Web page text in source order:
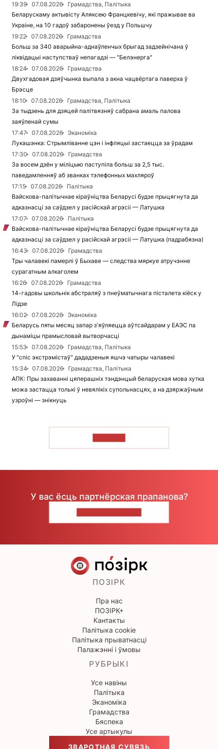
19:39
07.08.2026
Грамадства, Палітыка
Беларускаму актывісту Аляксею Францкевічу, які пражывае ва
Украіне, на 10 гадоў забаронены ўезд у Польшчу
19:22
07.08.2026
Грамадства
Больш за 340 аварыйна-аднаўленчых брыгад задзейнічана ў
ліквідацыі наступстваў непагадзі — "Белэнерга"
18:24
07.08.2026
Грамадства
Двухгадовая дзяўчынка выпала з акна чацвёртага паверха ў
Брэсце
18:10
07.08.2026
Грамадства, Палітыка
За тыдзень для дзяцей палітвязняў сабрана амаль палова
заяўленай сумы
17:47
07.08.2026
Эканоміка
Лукашэнка: Стрымліванне цэн і інфляцыі застаецца за ўрадам
17:30
07.08.2026
Грамадства
За восем дзён у міліцыю паступіла больш за 2,5 тыс.
паведамленняў аб званках тэлефонных махляроў
17:15
07.08.2026
Палітыка
Вайскова-палітычнае кіраўніцтва Беларусі будзе прыцягнута да
адказнасці за саўдзел у расійскай агрэсіі — Латушка
17:07
07.08.2026
Палітыка
Вайскова-палітычнае кіраўніцтва Беларусі будзе прыцягнута да
адказнасці за саўдзел у расійскай агрэсіі — Латушка (падрабязна)
16:43
07.08.2026
Грамадства
Тры чалавекі памерлі ў Быхаве — следства мяркуе атручэнне
сурагатным алкаголем
16:26
07.08.2026
Грамадства
14-гадовы школьнік абстраляў з пнеўматычнага пісталета кіёск у
Лідзе
16:02
07.08.2026
Эканоміка
Беларусь пяты месяц запар з'яўляецца аўтсайдарам у ЕАЭС па
дынаміцы прамысловай вытворчасці
15:53
07.08.2026
Грамадства, Палітыка
У "спіс экстрэмістаў" дададзеныя яшчэ чатыры чалавекі
15:34
07.08.2026
Грамадства, Палітыка
АПК: Пры захаванні цяперашніх тэндэнцый беларуская мова хутка
можа застацца толькі ў невялікіх супольнасцях, а на дзяржаўным
узроўні — знікнуць
У вас ёсць партнёрская прапанова?
ПОЗІРК
Пра нас
ПОЗІРК+
Кантакты
Палітыка cookie
Палітыка прыватнасці
Палажэнні і ўмовы
РУБРЫКІ
Усе навіны
Палітыка
Эканоміка
Грамадства
Бяспека
Усе артыкулы
ЗВАРОТНАЯ СУВЯЗЬ